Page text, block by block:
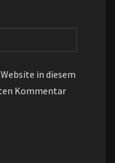
in diesem
Kommentar